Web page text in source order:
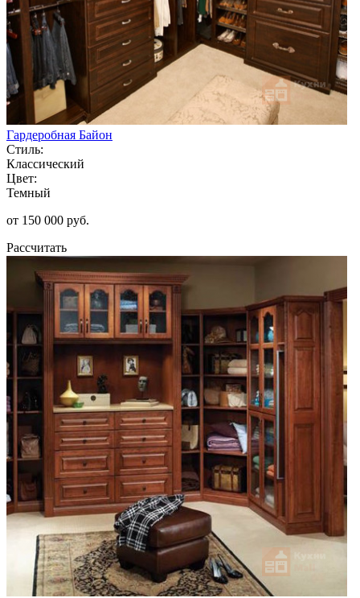
Гардеробная Байон
Стиль:
Классический
Цвет:
Темный
от 150 000 руб.
Рассчитать